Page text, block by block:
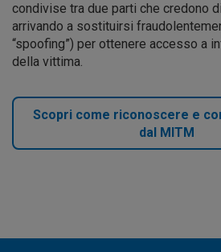
condivise tra due parti che credono
arrivando a sostituirsi
“spoofing”) per ottenere accesso a
della vittima.
Scopri come riconoscere e
dal MITM